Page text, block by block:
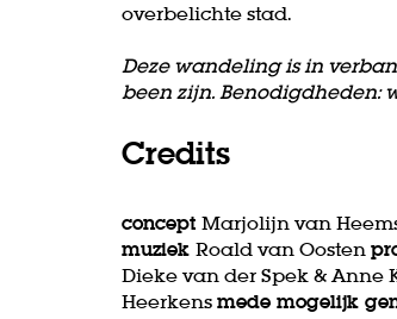
overbelichte stad.
Deze wandeling is in
been zijn. Benodigdheden:
Credits
concept Marjolijn van
muziek Roald van Oosten
Dieke van der Spek & Anne
Heerkens mede mogelijk